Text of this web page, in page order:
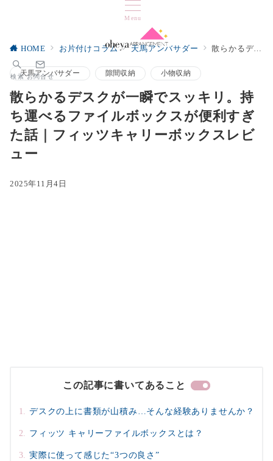
Menu
検索 お問合せ
HOME お片付けコラム 天馬アンバサダー 散らかるデスクが一瞬でスッキリ。持ち運べるファイルボックスが便利すぎた話｜フィッツキャリーボックスレビュー
天馬アンバサダー 隙間収納 小物収納
散らかるデスクが一瞬でスッキリ。持
ち運べるファイルボックスが便利すぎ
た話｜フィッツキャリーボックスレビ
ュー
2025年11月4日
この記事に書いてあること
デスクの上に書類が山積み…そんな経験ありませんか？
フィッツ キャリーファイルボックスとは？
実際に使って感じた“3つの良さ”